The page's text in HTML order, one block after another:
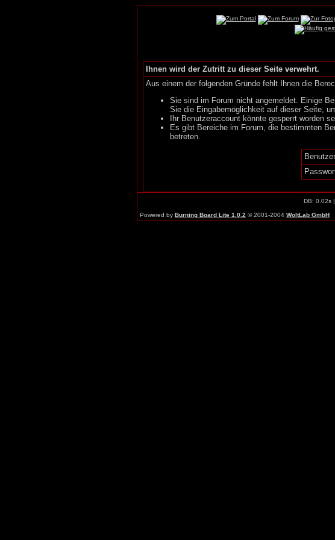
Ihnen wird der Zutritt zu dieser Seite verwehrt.
Aus einem der folgenden Gründe fehlt Ihnen die
Sie sind im Forum nicht angemeldet. Einige
Sie die Eingabemöglichkeit auf dieser Seite,
Ihr Benutzeraccount könnte gesperrt worden
Es gibt Bereiche im Forum, die bestimmten
betreten.
DB: 0.02s
Powered by Burning Board Lite 1.0.2 © 2001-2004 WoltLab GmbH